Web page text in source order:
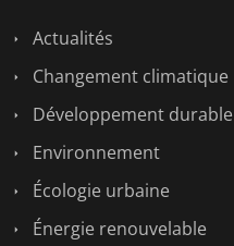
Actualités
Changement climatique
Développement durable
Environnement
Écologie urbaine
Énergie renouvelable